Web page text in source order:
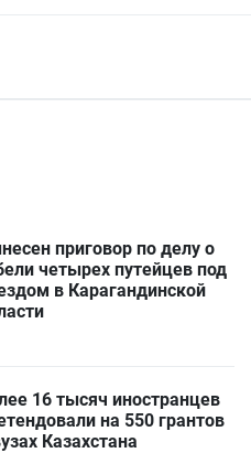
приговор по делу о
четырех путейцев под
в Карагандинской
16 тысяч иностранцев
на 550 грантов
Казахстана